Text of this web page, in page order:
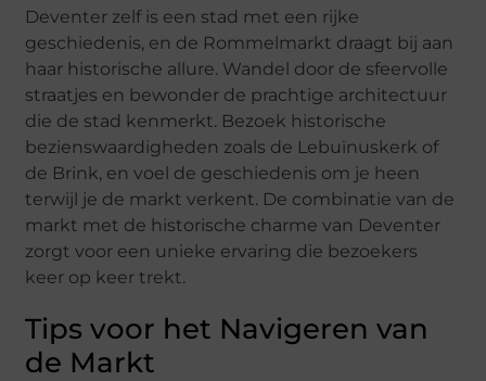
Deventer zelf is een stad met een rijke
geschiedenis, en de Rommelmarkt draagt bij aan
haar historische allure. Wandel door de sfeervolle
straatjes en bewonder de prachtige architectuur
die de stad kenmerkt. Bezoek historische
bezienswaardigheden zoals de Lebuïnuskerk of
de Brink, en voel de geschiedenis om je heen
terwijl je de markt verkent. De combinatie van de
markt met de historische charme van Deventer
zorgt voor een unieke ervaring die bezoekers
keer op keer trekt.
Tips voor het Navigeren van
de Markt